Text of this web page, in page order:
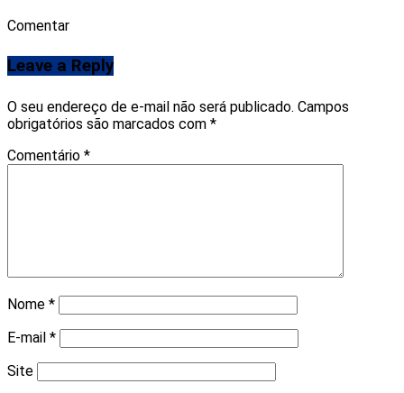
Comentar
Leave a Reply
O seu endereço de e-mail não será publicado. Campos
obrigatórios são marcados com *
Comentário *
Nome *
E-mail *
Site